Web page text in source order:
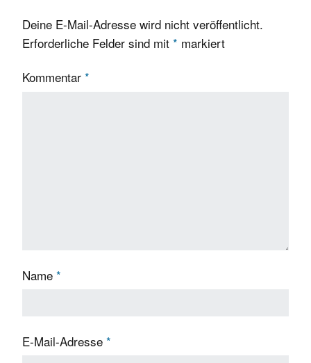
Deine E-Mail-Adresse wird nicht veröffentlicht.
Erforderliche Felder sind mit * markiert
Kommentar *
Name *
E-Mail-Adresse *